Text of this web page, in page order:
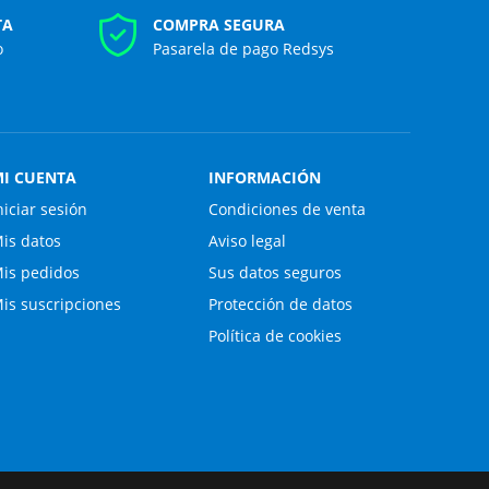
COMPRA SEGURA
Pasarela de pago Redsys
CUENTA
sesión
datos
pedidos
suscripciones
INFORMACIÓN
Condiciones de venta
Aviso legal
Sus datos seguros
Protección de datos
Política de cookies